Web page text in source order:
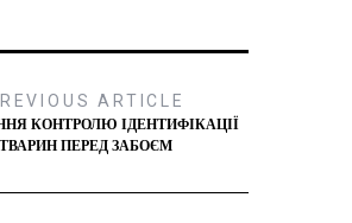
ARTICLE
КОНТРОЛЮ ІДЕНТИФІКАЦІЇ
ТВАРИН ПЕРЕД ЗАБОЄМ